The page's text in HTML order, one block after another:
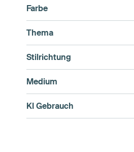
Farbe
Thema
Stilrichtung
Medium
KI Gebrauch